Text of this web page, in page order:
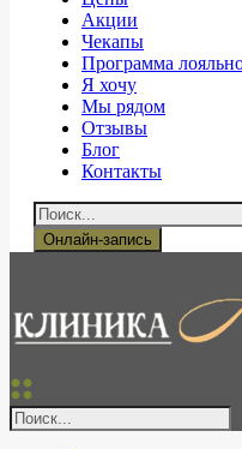
Акции
Чекапы
Программа
Я хочу
Мы рядом
Отзывы
Блог
Контакты
Онлайн-запись